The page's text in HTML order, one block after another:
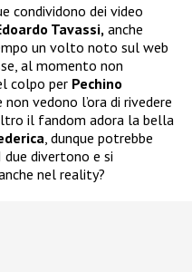
condividono dei video
Tavassi, anche
un volto noto sul web
al momento non
colpo per Pechino
vedono l’ora di rivedere
il fandom adora la bella
, dunque potrebbe
due divertono e si
nel reality?